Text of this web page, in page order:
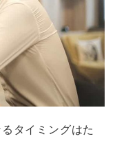
タイミングはた